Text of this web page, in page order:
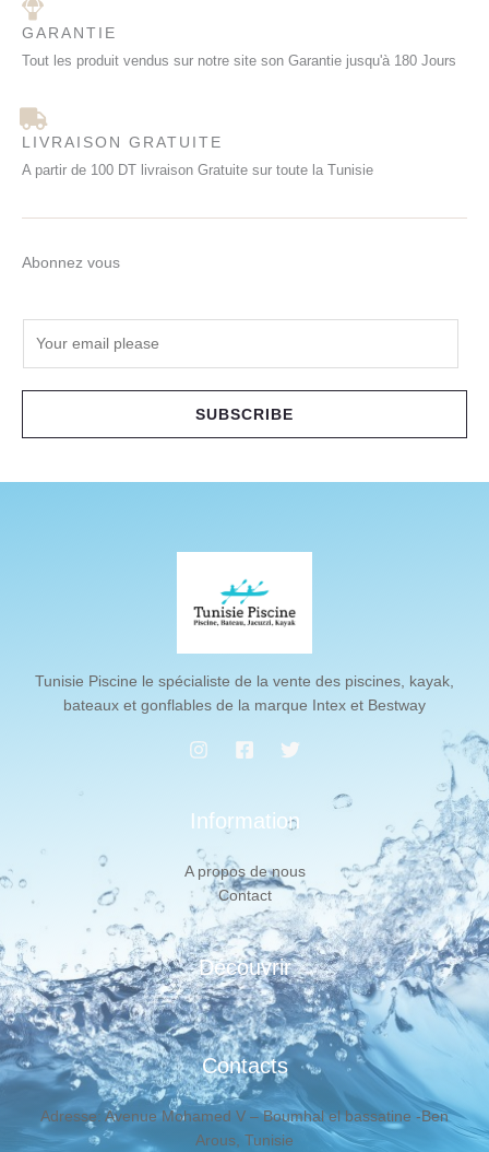
GARANTIE
Tout les produit vendus sur notre site son Garantie jusqu'à 180 Jours
LIVRAISON GRATUITE
A partir de 100 DT livraison Gratuite sur toute la Tunisie
Abonnez vous
SUBSCRIBE
Tunisie Piscine le spécialiste de la vente des piscines, kayak,
bateaux et gonflables de la marque Intex et Bestway
Information
A propos de nous
Contact
Découvrir
Contacts
Adresse: Avenue Mohamed V – Boumhal el bassatine -Ben
Arous, Tunisie